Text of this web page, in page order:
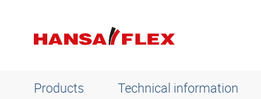
Products Technical information